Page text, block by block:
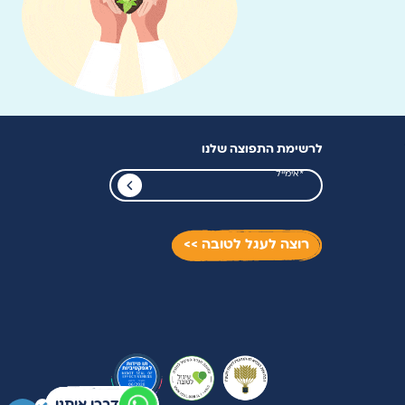
לרשימת התפוצה שלנו
רוצה לעגל לטובה >>